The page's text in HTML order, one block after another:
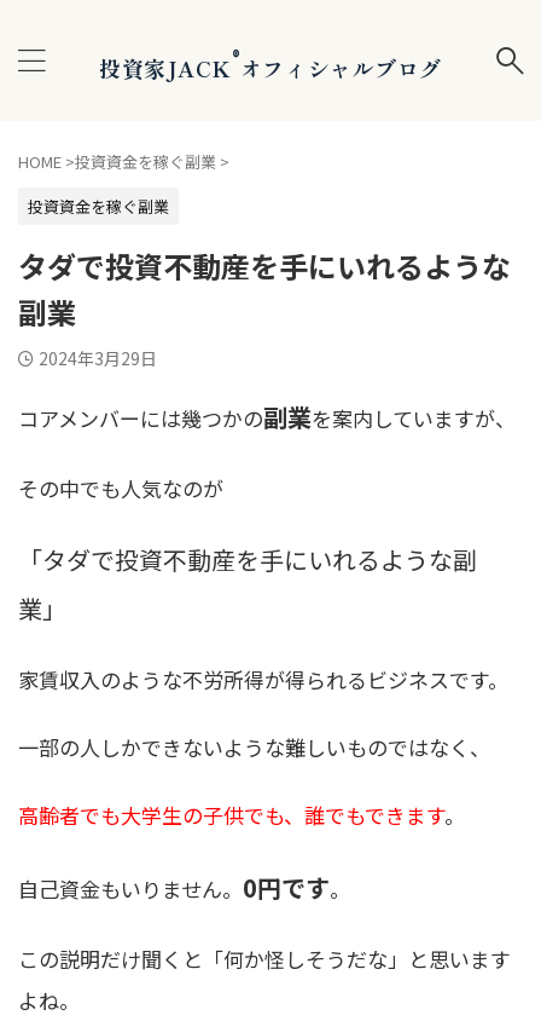
投資家JACK®オフィシャルブログ
HOME >投資資金を稼ぐ副業 >
投資資金を稼ぐ副業
タダで投資不動産を手にいれるような
副業
2024年3月29日
コアメンバーには幾つかの副業を案内していますが、
その中でも人気なのが
「タダで投資不動産を手にいれるような副
業」
家賃収入のような不労所得が得られるビジネスです。
一部の人しかできないような難しいものではなく、
高齢者でも大学生の子供でも、誰でもできます。
自己資金もいりません。 0円です。
この説明だけ聞くと「何か怪しそうだな」と思います
よね。